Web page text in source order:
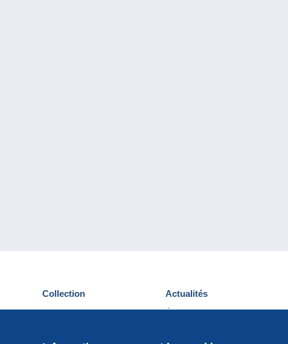
Collection
Cartes postales
Actualités
Événements Delcampe